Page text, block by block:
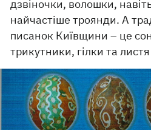
дзвіночки, волошки,
найчастіше троянди. А
писанок Київщини – це
трикутники, гілки та